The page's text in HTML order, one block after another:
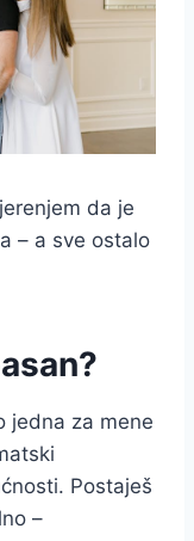
da je
– a sve ostalo
jedna za mene
Postaješ
–